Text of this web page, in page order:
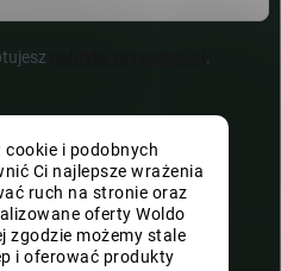
cookie i podobnych
Ci najlepsze wrażenia
ruch na stronie oraz
oferty Woldo
zgodzie możemy stale
i oferować produkty